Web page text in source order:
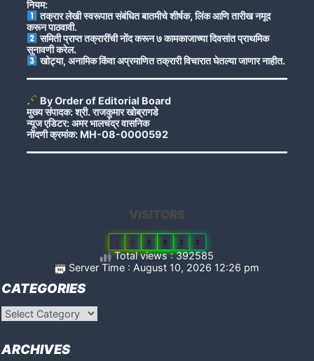
नियम:
तक्रार लेखी स्वरूपात संबंधित बातमीचे शीर्षक, लिंक आणि तारीख नमूद
करून पाठवावी.
समिती प्राप्त तक्रारींची नोंद करून ७ कामकाजाच्या दिवसांत प्राथमिक
सुनावणी करेल.
खोट्या, अनामिक किंवा अप्रमाणित तक्रारी विचारात घेतल्या जाणार नाहीत.
By Order of Editorial Board
मुख्य संपादक: श्री. राजकुमार खोब्रागडे
न्यूज एडिटर: अमर भालचंद्र वासनिक
नोंदणी क्रमांक: MH-08-0000592
VISITORS
2 7 8 9 2 3
Total views : 392585
Server Time : August 10, 2026 12:26 pm
CATEGORIES
Categories
ARCHIVES